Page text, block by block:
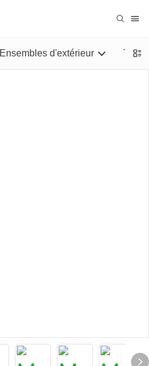
Ensembles d'extérieur